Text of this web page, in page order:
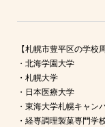
【札幌市豊平区の学校
・ 北海学園大学
・ 札幌大学
・ 日本医療大学
・ 東海大学札幌キャン
・ 経専調理製菓専門学